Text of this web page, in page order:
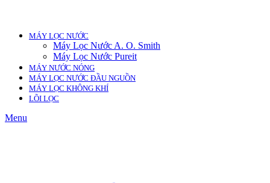
MÁY LỌC NƯỚC
Máy Lọc Nước A. O. Smith
Máy Lọc Nước Pureit
MÁY NƯỚC NÓNG
MÁY LỌC NƯỚC ĐẦU NGUỒN
MÁY LỌC KHÔNG KHÍ
LÕI LỌC
Menu